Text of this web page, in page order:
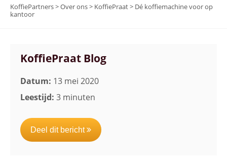
KoffiePartners>Over ons> KoffiePraat> Dé koffiemachine voor op
kantoor
KoffiePraat Blog
Datum: 13 mei 2020
Leestijd: 3 minuten
Deel dit bericht